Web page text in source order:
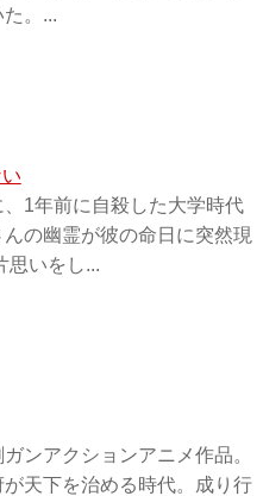
。...
1年前に自殺した大学時代
の幽霊が彼の命日に突然現
思いをし...
ンアクションアニメ作品。
天下を治める時代。成り行